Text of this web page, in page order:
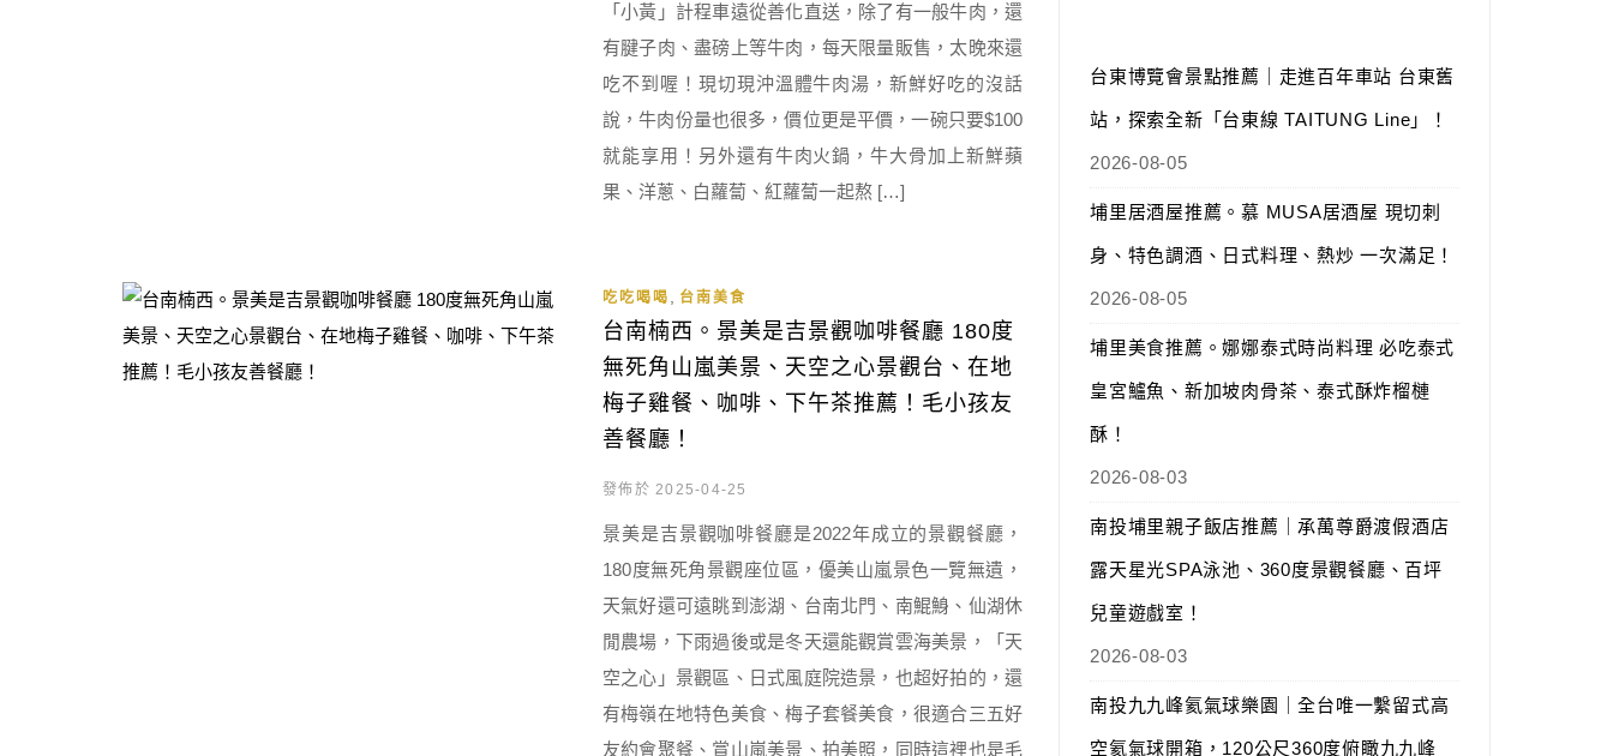
「小黃」計程車遠從善化直送，除了有一般牛肉，還
有腱子肉、盡磅上等牛肉，每天限量販售，太晚來還
吃不到喔！現切現沖溫體牛肉湯，新鮮好吃的沒話
說，牛肉份量也很多，價位更是平價，一碗只要$100
就能享用！另外還有牛肉火鍋，牛大骨加上新鮮蘋
果、洋蔥、白蘿蔔、紅蘿蔔一起熬 […]
吃吃喝喝 台南美食
台南楠西。景美是吉景觀咖啡餐廳 180度
無死角山嵐美景、天空之心景觀台、在地
梅子雞餐、咖啡、下午茶推薦！毛小孩友
善餐廳！
發佈於 2025-04-25
景美是吉景觀咖啡餐廳是2022年成立的景觀餐廳，
180度無死角景觀座位區，優美山嵐景色一覽無遺，
天氣好還可遠眺到澎湖、台南北門、南鯤鯓、仙湖休
閒農場，下雨過後或是冬天還能觀賞雲海美景，「天
空之心」景觀區、日式風庭院造景，也超好拍的，還
有梅嶺在地特色美食、梅子套餐美食，很適合三五好
友約會聚餐、賞山嵐美景、拍美照，同時這裡也是毛
台東博覽會景點推薦｜走進百年車站 台東舊
站，探索全新「台東線 TAITUNG Line」！
2026-08-05
埔里居酒屋推薦。慕 MUSA居酒屋 現切刺
身、特色調酒、日式料理、熱炒 一次滿足！
2026-08-05
埔里美食推薦。娜娜泰式時尚料理 必吃泰式
皇宮鱸魚、新加坡肉骨茶、泰式酥炸榴槤
酥！
2026-08-03
南投埔里親子飯店推薦｜承萬尊爵渡假酒店
露天星光SPA泳池、360度景觀餐廳、百坪
兒童遊戲室！
2026-08-03
南投九九峰氦氣球樂園｜全台唯一繫留式高
空氦氣球開箱，120公尺360度俯瞰九九峰